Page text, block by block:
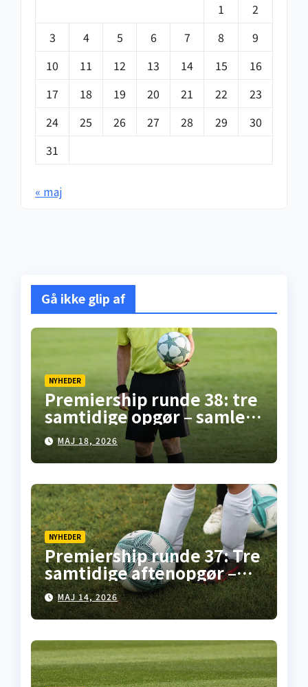
1
2
3
4 5 6 7 8
9
10
11 12 13 14 15
16
17
18 19 20 21 22
23
24
25 26 27 28 29
30
31
« maj
Gå ikke glip af
NYHEDER
Premiership runde 38: tre
samtidige opgør – samlet
overblik fra
skotskfodbold.dk
MAJ 18, 2026
NYHEDER
Premiership runde 37: Tre
samtidige aftenopgør –
her er overblikket
MAJ 14, 2026